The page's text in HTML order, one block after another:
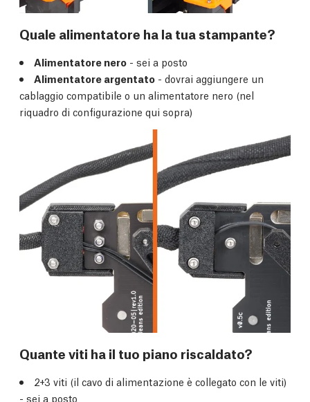
Quale alimentatore ha la tua stampante?
Alimentatore nero - sei a posto
Alimentatore argentato - dovrai aggiungere un
cablaggio compatibile o un alimentatore nero (nel
riquadro di configurazione qui sopra)
Quante viti ha il tuo piano riscaldato?
2+3 viti (il cavo di alimentazione è collegato con le viti)
- sei a posto